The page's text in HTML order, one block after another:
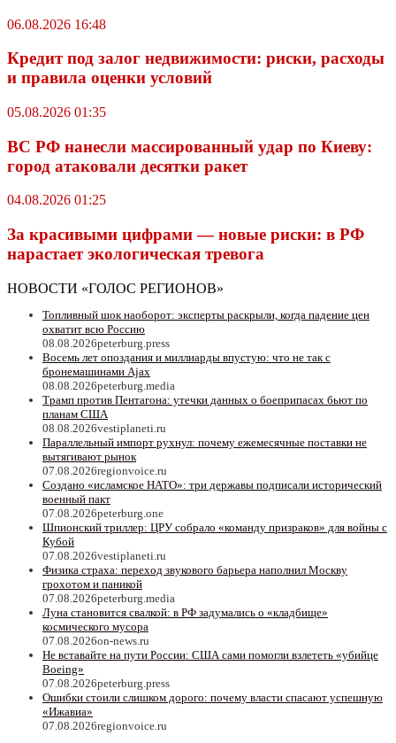
06.08.2026 16:48
Кредит под залог недвижимости: риски, расходы
и правила оценки условий
05.08.2026 01:35
ВС РФ нанесли массированный удар по Киеву:
город атаковали десятки ракет
04.08.2026 01:25
За красивыми цифрами — новые риски: в РФ
нарастает экологическая тревога
НОВОСТИ «ГОЛОС РЕГИОНОВ»
Топливный шок наоборот: эксперты раскрыли, когда падение цен
охватит всю Россию
08.08.2026peterburg.press
Восемь лет опоздания и миллиарды впустую: что не так с
бронемашинами Ajax
08.08.2026peterburg.media
Трамп против Пентагона: утечки данных о боеприпасах бьют по
планам США
08.08.2026vestiplaneti.ru
Параллельный импорт рухнул: почему ежемесячные поставки не
вытягивают рынок
07.08.2026regionvoice.ru
Создано «исламское НАТО»: три державы подписали исторический
военный пакт
07.08.2026peterburg.one
Шпионский триллер: ЦРУ собрало «команду призраков» для войны с
Кубой
07.08.2026vestiplaneti.ru
Физика страха: переход звукового барьера наполнил Москву
грохотом и паникой
07.08.2026peterburg.media
Луна становится свалкой: в РФ задумались о «кладбище»
космического мусора
07.08.2026on-news.ru
Не вставайте на пути России: США сами помогли взлететь «убийце
Boeing»
07.08.2026peterburg.press
Ошибки стоили слишком дорого: почему власти спасают успешную
«Ижавиа»
07.08.2026regionvoice.ru